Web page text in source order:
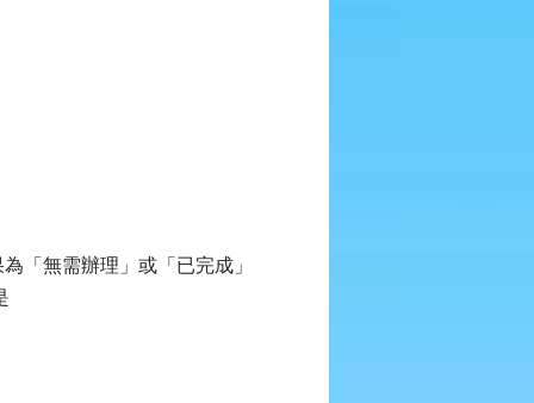
「無需辦理」或「已完成」